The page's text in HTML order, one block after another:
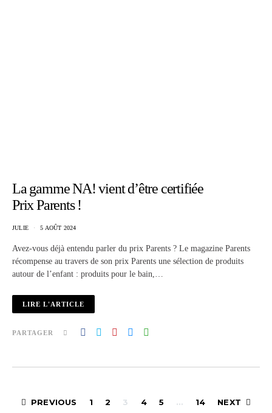
La gamme NA! vient d’être certifiée
Prix Parents !
JULIE 5 AOÛT 2024
Avez-vous déjà entendu parler du prix Parents ? Le magazine Parents
récompense au travers de son prix Parents une sélection de produits
autour de l’enfant : produits pour le bain,…
LIRE L'ARTICLE
PARTAGER
Pagination
PREVIOUS 1 2 3 4 5 … 14 NEXT